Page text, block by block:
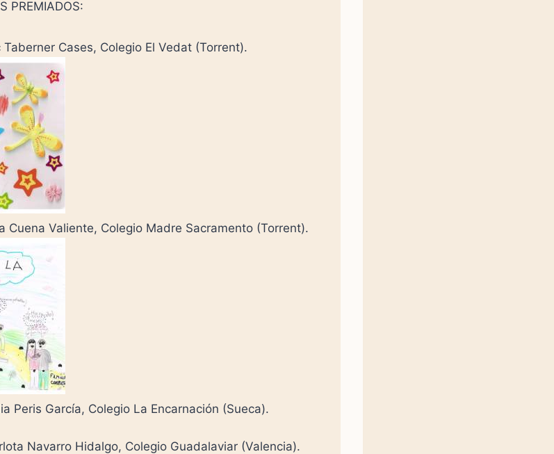
PREMIADOS:
Cases, Colegio El Vedat (Torrent).
Cuena Valiente, Colegio Madre Sacramento (Torrent).
Peris García, Colegio La Encarnación (Sueca).
Navarro Hidalgo, Colegio Guadalaviar (Valencia).